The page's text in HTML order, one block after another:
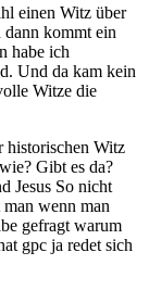
einen Witz über
kommt ein
habe ich
Und da kam kein
Witze die
historischen Witz
Gibt es da?
Jesus So nicht
wenn man
gefragt warum
gpc ja redet sich